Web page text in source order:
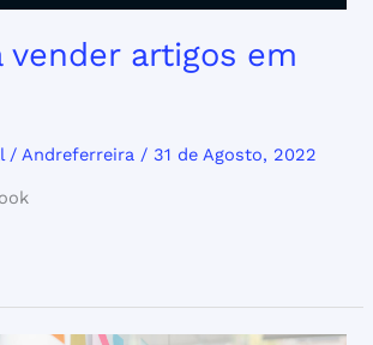
vender artigos em
/Andreferreira / 31 de Agosto, 2022